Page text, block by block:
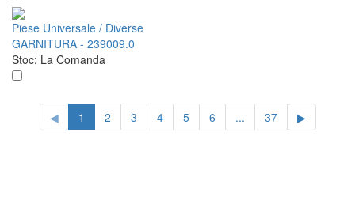
Piese Universale / Diverse
GARNITURA - 239009.0
Stoc: La Comanda
◀ 1 2 3 4 5 6 ... 37 ▶